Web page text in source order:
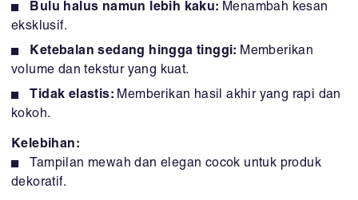
Bulu halus namun lebih kaku: Menambah kesan
eksklusif.
Ketebalan sedang hingga tinggi: Memberikan
volume dan tekstur yang kuat.
Tidak elastis: Memberikan hasil akhir yang rapi dan
kokoh.
Kelebihan:
Tampilan mewah dan elegan cocok untuk produk
dekoratif.